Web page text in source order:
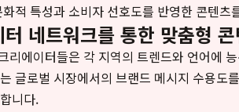
적 특성과 소비자 선호도를 반영한 콘텐
네트워크를 통한 맞춤형
리에이터들은 각 지역의 트렌드와 언어에
글로벌 시장에서의 브랜드 메시지 수용도
니다.